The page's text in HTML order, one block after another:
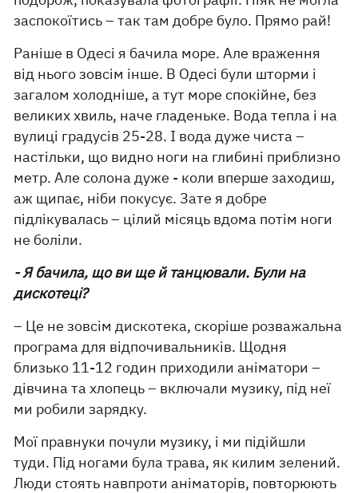
заспокоїтись – так там добре було. Прямо рай!
Раніше в Одесі я бачила море. Але враження
від нього зовсім інше. В Одесі були шторми і
загалом холодніше, а тут море спокійне, без
великих хвиль, наче гладеньке. Вода тепла і на
вулиці градусів 25-28. І вода дуже чиста –
настільки, що видно ноги на глибині приблизно
метр. Але солона дуже - коли вперше заходиш,
аж щипає, ніби покусує. Зате я добре
підлікувалась – цілий місяць вдома потім ноги
не боліли.
- Я бачила, що ви ще й танцювали. Були на
дискотеці?
– Це не зовсім дискотека, скоріше розважальна
програма для відпочивальників. Щодня
близько 11-12 годин приходили аніматори –
дівчина та хлопець – включали музику, під неї
ми робили зарядку.
Мої правнуки почули музику, і ми підійшли
туди. Під ногами була трава, як килим зелений.
Люди стоять навпроти аніматорів, повторюють